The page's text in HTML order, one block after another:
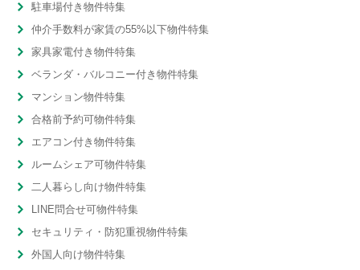
駐車場付き物件特集
仲介手数料が家賃の55%以下物件特集
家具家電付き物件特集
ベランダ・バルコニー付き物件特集
マンション物件特集
合格前予約可物件特集
エアコン付き物件特集
ルームシェア可物件特集
二人暮らし向け物件特集
LINE問合せ可物件特集
セキュリティ・防犯重視物件特集
外国人向け物件特集